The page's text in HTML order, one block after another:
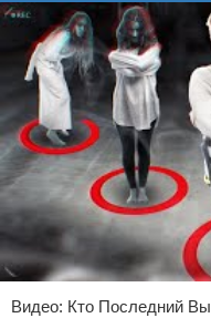
Видео: Кто Последний